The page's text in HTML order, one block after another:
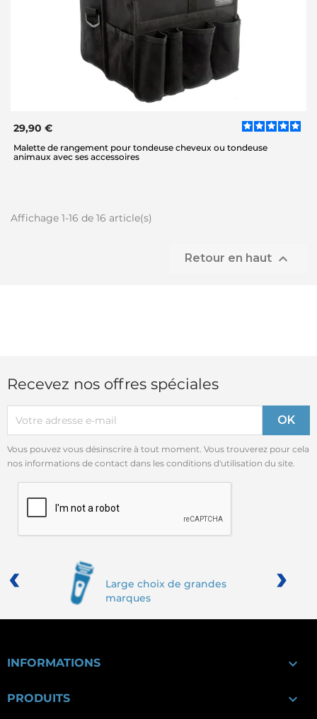
29,90 €
Malette de rangement pour tondeuse cheveux ou tondeuse
animaux avec ses accessoires
Affichage 1-16 de 16 article(s)
Retour en haut 
Recevez nos offres spéciales
Vous pouvez vous désinscrire à tout moment. Vous trouverez pour cela
nos informations de contact dans les conditions d'utilisation du site.
Large choix de grandes
marques
‹ ›
INFORMATIONS 
PRODUITS 